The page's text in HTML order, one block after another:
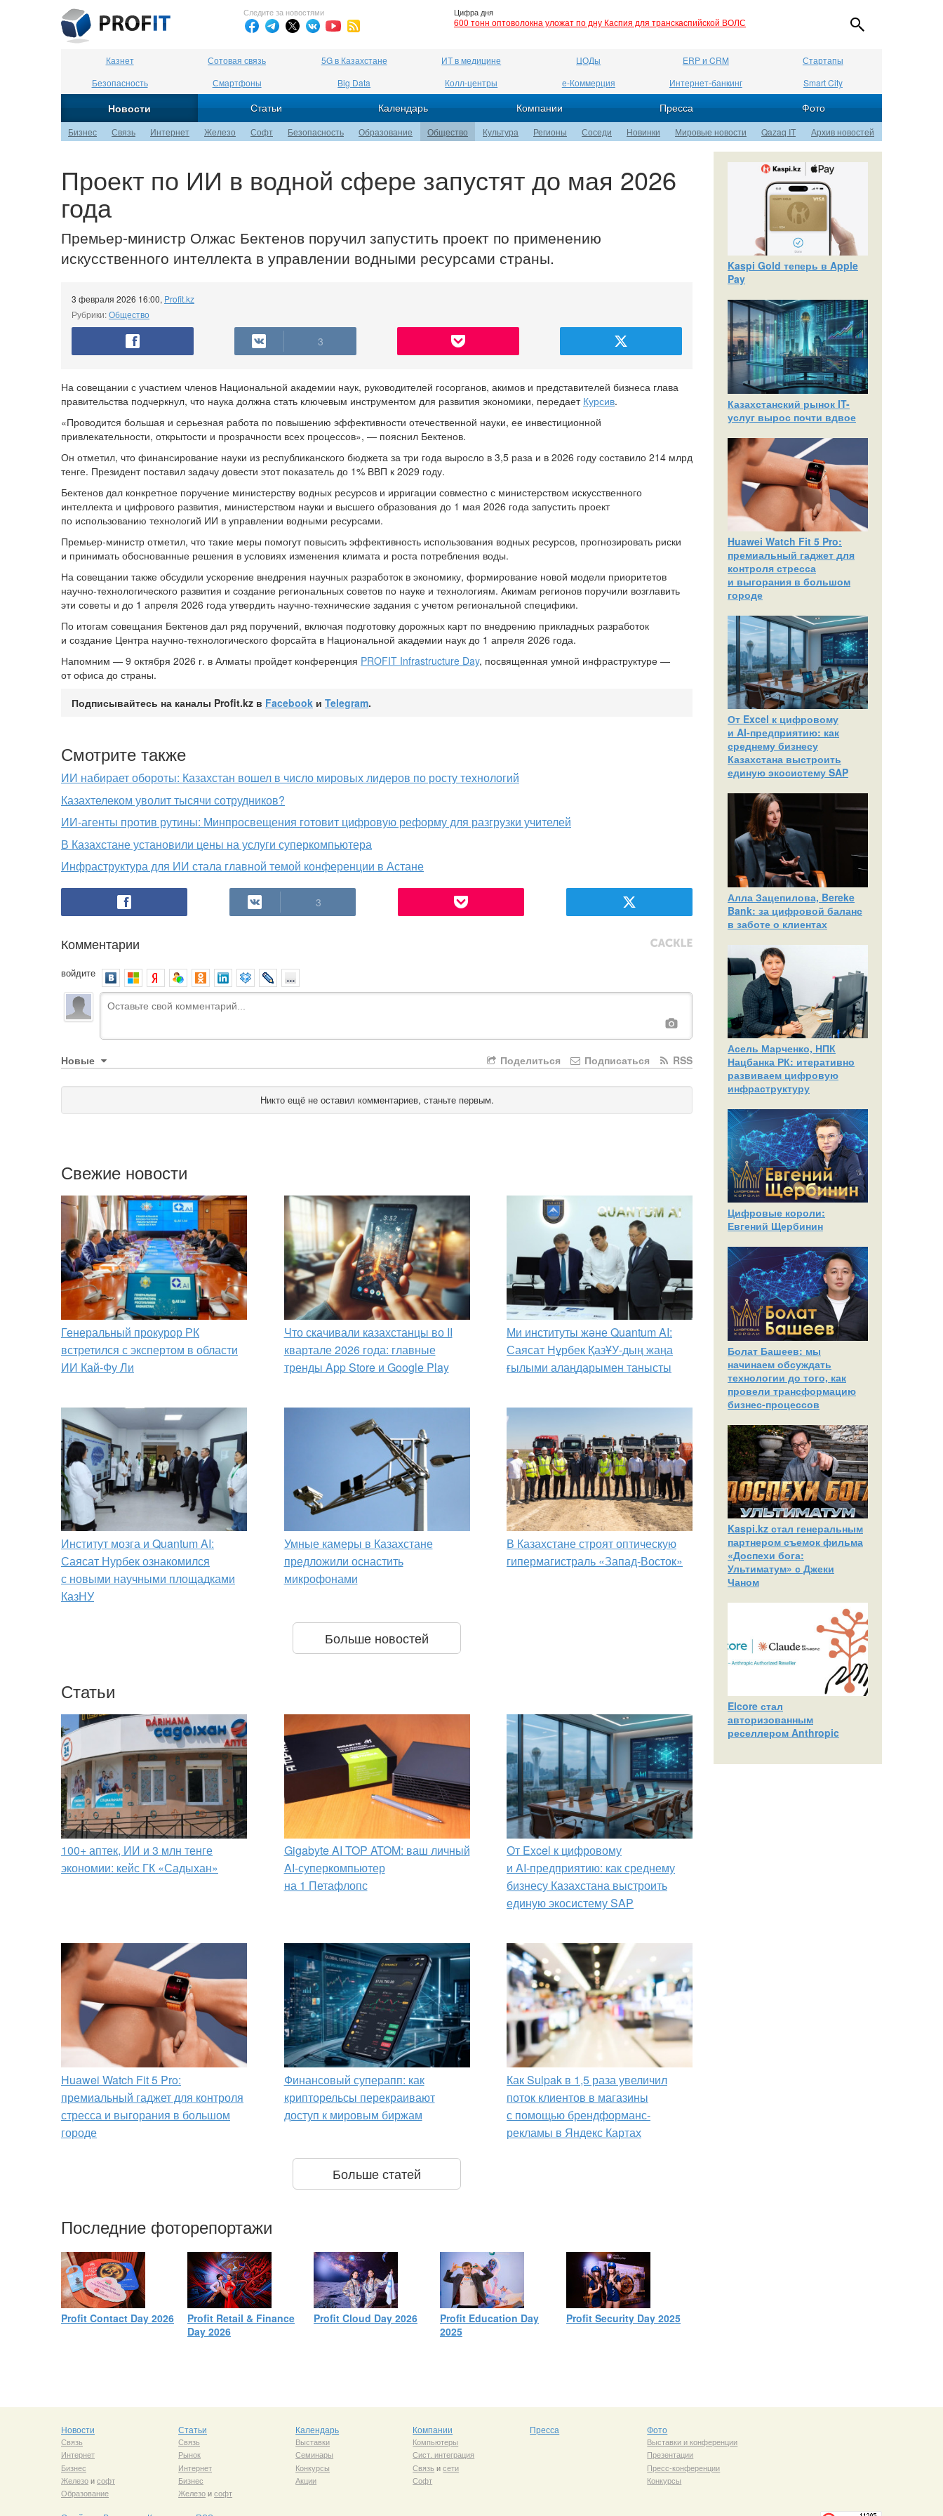
Следите за новостями Цифра дня
600 тонн оптоволокна уложат по дну Каспия для транскаспийской ВОЛС
Казнет Сотовая связь 5G в Казахстане ИТ в медицине ЦОДы ERP и CRM
Стартапы
Безопасность
Смартфоны Big Data Колл-центры е-Коммерция Интернет-банкинг Smart City
Новости Статьи Календарь Компании Пресса Фото
Бизнес Связь Интернет Железо Софт Безопасность Образование Общество Культура Регионы Соседи Новинки Мировые новости Qazaq IT Архив новостей
Проект по ИИ в водной сфере запустят до мая 2026
года
Премьер-министр Олжас Бектенов поручил запустить проект по применению
искусственного интеллекта в управлении водными ресурсами страны.
3 февраля 2026 16:00, Profit.kz
Рубрики:Общество
3
На совещании с участием членов Национальной академии наук, руководителей госорганов, акимов и представителей бизнеса глава
правительства подчеркнул, что наука должна стать ключевым инструментом для развития экономики, передает Курсив.
«Проводится большая и серьезная работа по повышению эффективности отечественной науки, ее инвестиционной
привлекательности, открытости и прозрачности всех процессов», — пояснил Бектенов.
Он отметил, что финансирование науки из республиканского бюджета за три года выросло в 3,5 раза и в 2026 году составило 214 млрд
тенге. Президент поставил задачу довести этот показатель до 1% ВВП к 2029 году.
Бектенов дал конкретное поручение министерству водных ресурсов и ирригации совместно с министерством искусственного
интеллекта и цифрового развития, министерством науки и высшего образования до 1 мая 2026 года запустить проект
по использованию технологий ИИ в управлении водными ресурсами.
Премьер-министр отметил, что такие меры помогут повысить эффективность использования водных ресурсов, прогнозировать риски
и принимать обоснованные решения в условиях изменения климата и роста потребления воды.
На совещании также обсудили ускорение внедрения научных разработок в экономику, формирование новой модели приоритетов
научно-технологического развития и создание региональных советов по науке и технологиям. Акимам регионов поручили возглавить
эти советы и до 1 апреля 2026 года утвердить научно-технические задания с учетом региональной специфики.
По итогам совещания Бектенов дал ряд поручений, включая подготовку дорожных карт по внедрению прикладных разработок
и создание Центра научно-технологического форсайта в Национальной академии наук до 1 апреля 2026 года.
Напомним — 9 октября 2026 г. в Алматы пройдет конференция PROFIT Infrastructure Day, посвященная умной инфраструктуре —
от офиса до страны.
Подписывайтесь на каналы Profit.kz в Facebook и Telegram.
Смотрите также
ИИ набирает обороты: Казахстан вошел в число мировых лидеров по росту технологий
Казахтелеком уволит тысячи сотрудников?
ИИ-агенты против рутины: Минпросвещения готовит цифровую реформу для разгрузки учителей
В Казахстане установили цены на услуги суперкомпьютера
Инфраструктура для ИИ стала главной темой конференции в Астане
3
Комментарии
войдите
Новые RSS
Подписаться
Поделиться
Никто ещё не оставил комментариев, станьте первым.
Свежие новости
Генеральный прокурор РК
встретился с экспертом в области
ИИ Кай-Фу Ли
Что скачивали казахстанцы во II
квартале 2026 года: главные
тренды App Store и Google Play
Ми институты және Quantum AI:
Саясат Нұрбек ҚазҰУ-дың жаңа
ғылыми алаңдарымен танысты
Институт мозга и Quantum AI:
Саясат Нурбек ознакомился
с новыми научными площадками
КазНУ
Умные камеры в Казахстане
предложили оснастить
микрофонами
В Казахстане строят оптическую
гипермагистраль «Запад-Восток»
Больше новостей
Статьи
100+ аптек, ИИ и 3 млн тенге
экономии: кейс ГК «Садыхан»
Gigabyte AI TOP ATOM: ваш личный
AI-суперкомпьютер
на 1 Петафлопс
От Excel к цифровому
и AI‑предприятию: как среднему
бизнесу Казахстана выстроить
единую экосистему SAP
Huawei Watch Fit 5 Pro:
премиальный гаджет для контроля
стресса и выгорания в большом
городе
Финансовый суперапп: как
крипторельсы перекраивают
доступ к мировым биржам
Как Sulpak в 1,5 раза увеличил
поток клиентов в магазины
с помощью брендформанс-
рекламы в Яндекс Картах
Больше статей
Последние фоторепортажи
Profit Contact Day 2026
Profit Retail & Finance
Day 2026
Profit Cloud Day 2026
Profit Education Day
2025
Profit Security Day 2025
Kaspi Gold теперь в Apple
Pay
Казахстанский рынок IT-
услуг вырос почти вдвое
Huawei Watch Fit 5 Pro:
премиальный гаджет для
контроля стресса
и выгорания в большом
городе
От Excel к цифровому
и AI‑предприятию: как
среднему бизнесу
Казахстана выстроить
единую экосистему SAP
Алла Зацепилова, Bereke
Bank: за цифровой баланс
в заботе о клиентах
Асель Марченко, НПК
Нацбанка РК: итеративно
развиваем цифровую
инфраструктуру
Цифровые короли:
Евгений Щербинин
Болат Башеев: мы
начинаем обсуждать
технологии до того, как
провели трансформацию
бизнес-процессов
Kaspi.kz стал генеральным
партнером съемок фильма
«Доспехи бога:
Ультиматум» с Джеки
Чаном
Elcore стал
авторизованным
реселлером Anthropic
Новости
Связь
Интернет
Бизнес
Железоисофт
Образование
Статьи
Связь
Рынок
Интернет
Бизнес
Железоисофт
Календарь
Выставки
Семинары
Конкурсы
Акции
Компании
Компьютеры
Сист. интеграция
Связь исети
Софт
Пресса Фото
Выставки и конференции
Презентации
Пресс-конференции
Конкурсы